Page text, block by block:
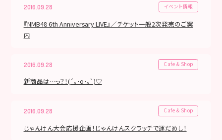
2016.09.28 イベント情報
『NMB48 6th Anniversary LIVE』／チケット一般2次発売のご案
内
2016.09.28 Cafe & Shop
新商品は…っ？！(´｡･o･｡`)♡
2016.09.28 Cafe & Shop
じゃんけん大会応援企画！じゃんけんスクラッチで運だめし！